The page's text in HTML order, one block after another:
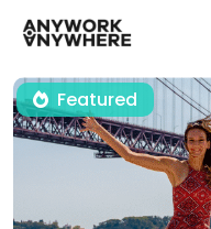
Featured